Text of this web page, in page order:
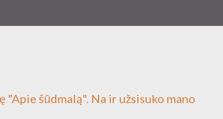
"Apie šūdmalą". Na ir užsisuko mano